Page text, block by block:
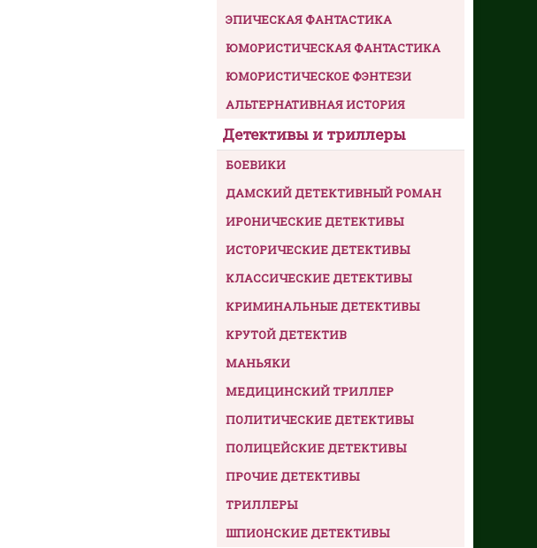
ЭПИЧЕСКАЯ ФАНТАСТИКА
ЮМОРИСТИЧЕСКАЯ ФАНТАСТИКА
ЮМОРИСТИЧЕСКОЕ ФЭНТЕЗИ
АЛЬТЕРНАТИВНАЯ ИСТОРИЯ
Детективы и триллеры
БОЕВИКИ
ДАМСКИЙ ДЕТЕКТИВНЫЙ РОМАН
ИРОНИЧЕСКИЕ ДЕТЕКТИВЫ
ИСТОРИЧЕСКИЕ ДЕТЕКТИВЫ
КЛАССИЧЕСКИЕ ДЕТЕКТИВЫ
КРИМИНАЛЬНЫЕ ДЕТЕКТИВЫ
КРУТОЙ ДЕТЕКТИВ
МАНЬЯКИ
МЕДИЦИНСКИЙ ТРИЛЛЕР
ПОЛИТИЧЕСКИЕ ДЕТЕКТИВЫ
ПОЛИЦЕЙСКИЕ ДЕТЕКТИВЫ
ПРОЧИЕ ДЕТЕКТИВЫ
ТРИЛЛЕРЫ
ШПИОНСКИЕ ДЕТЕКТИВЫ